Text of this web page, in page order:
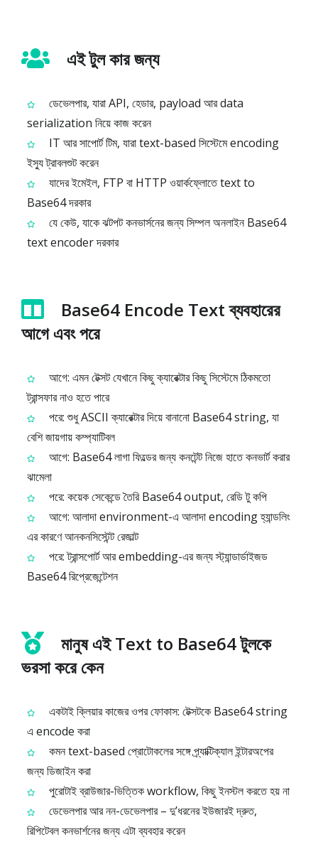
এই টুল কার জন্য
ডেভেলপার, যারা API, হেডার, payload আর data
serialization নিয়ে কাজ করেন
IT আর সাপোর্ট টিম, যারা text-based সিস্টেমে encoding
ইস্যু ট্রাবলশুট করেন
যাদের ইমেইল, FTP বা HTTP ওয়ার্কফ্লোতে text to
Base64 দরকার
যে কেউ, যাকে ঝটপট কনভার্সনের জন্য সিম্পল অনলাইন Base64
text encoder দরকার
Base64 Encode Text ব্যবহারের
আগে এবং পরে
আগে: এমন টেক্সট যেখানে কিছু ক্যারেক্টার কিছু সিস্টেমে ঠিকমতো
ট্রান্সফার নাও হতে পারে
পরে: শুধু ASCII ক্যারেক্টার দিয়ে বানানো Base64 string, যা
বেশি জায়গায় কম্প্যাটিবল
আগে: Base64 লাগা ফিল্ডের জন্য কনটেন্ট নিজে হাতে কনভার্ট করার
ঝামেলা
পরে: কয়েক সেকেন্ডে তৈরি Base64 output, রেডি টু কপি
আগে: আলাদা environment-এ আলাদা encoding হ্যান্ডলিং
এর কারণে আনকনসিস্টেন্ট রেজাল্ট
পরে: ট্রান্সপোর্ট আর embedding-এর জন্য স্ট্যান্ডার্ডাইজড
Base64 রিপ্রেজেন্টেশন
মানুষ এই Text to Base64 টুলকে
ভরসা করে কেন
একটাই ক্লিয়ার কাজের ওপর ফোকাস: টেক্সটকে Base64 string
এ encode করা
কমন text-based প্রোটোকলের সঙ্গে প্র্যাক্টিক্যাল ইন্টারঅপের
জন্য ডিজাইন করা
পুরোটাই ব্রাউজার-ভিত্তিক workflow, কিছু ইনস্টল করতে হয় না
ডেভেলপার আর নন-ডেভেলপার – দু’ধরনের ইউজারই দ্রুত,
রিপিটেবল কনভার্শনের জন্য এটা ব্যবহার করেন